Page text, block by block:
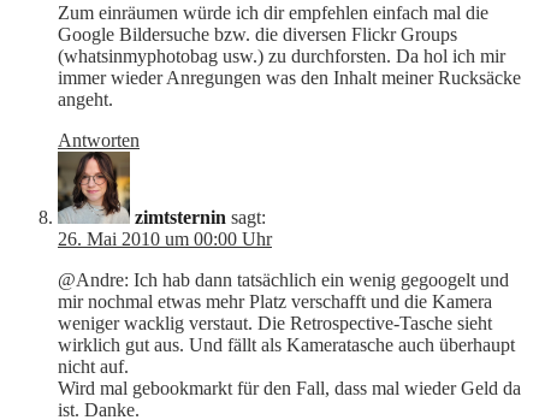
Zum einräumen würde ich dir empfehlen einfach mal die
Google Bildersuche bzw. die diversen Flickr Groups
(whatsinmyphotobag usw.) zu durchforsten. Da hol ich mir
immer wieder Anregungen was den Inhalt meiner Rucksäcke
angeht.
Antworten
zimtsternin sagt:
26. Mai 2010 um 00:00 Uhr
@Andre: Ich hab dann tatsächlich ein wenig gegoogelt und
mir nochmal etwas mehr Platz verschafft und die Kamera
weniger wacklig verstaut. Die Retrospective-Tasche sieht
wirklich gut aus. Und fällt als Kameratasche auch überhaupt
nicht auf.
Wird mal gebookmarkt für den Fall, dass mal wieder Geld da
ist. Danke.